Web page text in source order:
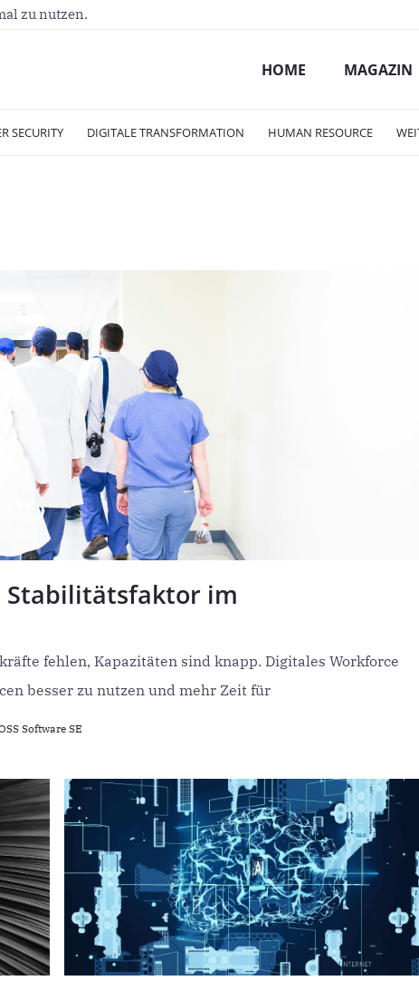
zu nutzen.
HOME MAGAZIN
SECURITY DIGITALE TRANSFORMATION HUMAN RESOURCE
Stabilitätsfaktor im
fehlen, Kapazitäten sind knapp. Digitales Workforce
besser zu nutzen und mehr Zeit für
Software SE